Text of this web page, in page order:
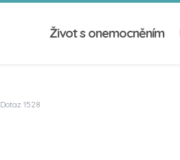
Život s onemocněním
Dotaz 1528